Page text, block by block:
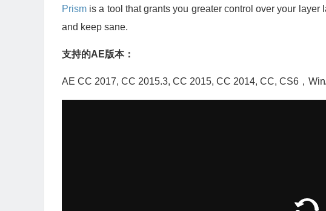
Prism is a tool that grants you greater control over your
and keep sane.
支持的AE版本：
AE CC 2017, CC 2015.3, CC 2015, CC 2014, CC, CS6，